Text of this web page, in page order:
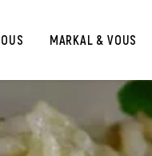
MARKAL & VOUS